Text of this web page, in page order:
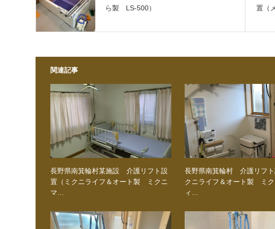
ら製 LS-500）
置（
関連記事
長野県南箕輪村某施設 介護リフト設
置（ミクニライフ＆オート製 ミクニ
マ…
長野県南箕輪村 介護リフト
クニライフ＆オート製 ミク
ィ…